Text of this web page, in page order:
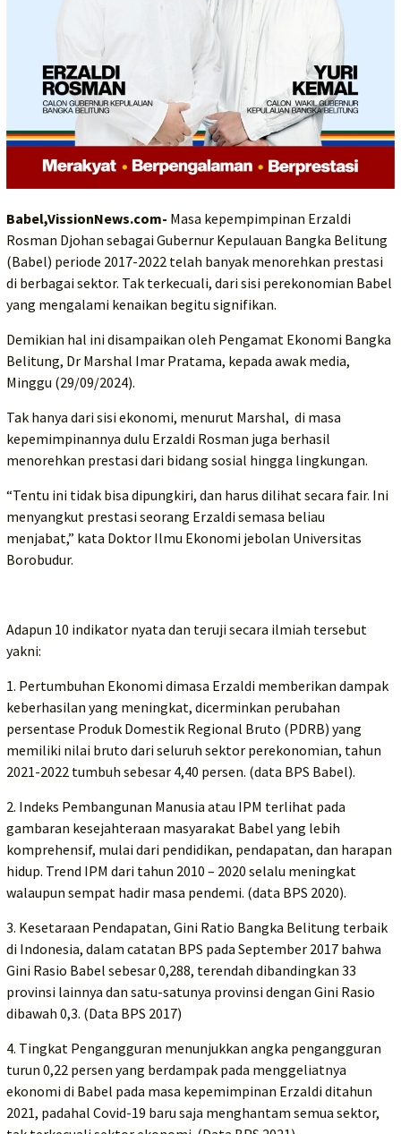
Babel,VissionNews.com- Masa kepempimpinan Erzaldi
Rosman Djohan sebagai Gubernur Kepulauan Bangka Belitung
(Babel) periode 2017-2022 telah banyak menorehkan prestasi
di berbagai sektor. Tak terkecuali, dari sisi perekonomian Babel
yang mengalami kenaikan begitu signifikan.
Demikian hal ini disampaikan oleh Pengamat Ekonomi Bangka
Belitung, Dr Marshal Imar Pratama, kepada awak media,
Minggu (29/09/2024).
Tak hanya dari sisi ekonomi, menurut Marshal, di masa
kepemimpinannya dulu Erzaldi Rosman juga berhasil
menorehkan prestasi dari bidang sosial hingga lingkungan.
“Tentu ini tidak bisa dipungkiri, dan harus dilihat secara fair. Ini
menyangkut prestasi seorang Erzaldi semasa beliau
menjabat,” kata Doktor Ilmu Ekonomi jebolan Universitas
Borobudur.
Adapun 10 indikator nyata dan teruji secara ilmiah tersebut
yakni:
1. Pertumbuhan Ekonomi dimasa Erzaldi memberikan dampak
keberhasilan yang meningkat, dicerminkan perubahan
persentase Produk Domestik Regional Bruto (PDRB) yang
memiliki nilai bruto dari seluruh sektor perekonomian, tahun
2021-2022 tumbuh sebesar 4,40 persen. (data BPS Babel).
2. Indeks Pembangunan Manusia atau IPM terlihat pada
gambaran kesejahteraan masyarakat Babel yang lebih
komprehensif, mulai dari pendidikan, pendapatan, dan harapan
hidup. Trend IPM dari tahun 2010 – 2020 selalu meningkat
walaupun sempat hadir masa pendemi. (data BPS 2020).
3. Kesetaraan Pendapatan, Gini Ratio Bangka Belitung terbaik
di Indonesia, dalam catatan BPS pada September 2017 bahwa
Gini Rasio Babel sebesar 0,288, terendah dibandingkan 33
provinsi lainnya dan satu-satunya provinsi dengan Gini Rasio
dibawah 0,3. (Data BPS 2017)
4. Tingkat Pengangguran menunjukkan angka pengangguran
turun 0,22 persen yang berdampak pada menggeliatnya
ekonomi di Babel pada masa kepemimpinan Erzaldi ditahun
2021, padahal Covid-19 baru saja menghantam semua sektor,